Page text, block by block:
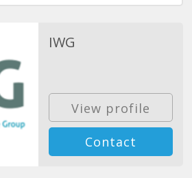
IWG
View profile
Contact